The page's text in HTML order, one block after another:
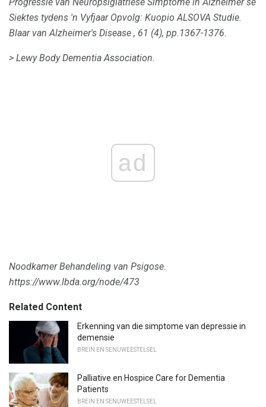
Siektes tydens 'n Vyfjaar Opvolg: Kuopio ALSOVA Studie.
Blaar van Alzheimer's Disease , 61 (4), pp.1367-1376.
> Lewy Body Dementia Association.
ad
Noodkamer Behandeling van Psigose.
https://www.lbda.org/node/473
Related Content
Erkenning van die simptome van depressie in
demensie
BREIN EN SENUWEESTELSEL
Palliative en Hospice Care for Dementia
Patients
BREIN EN SENUWEESTELSEL